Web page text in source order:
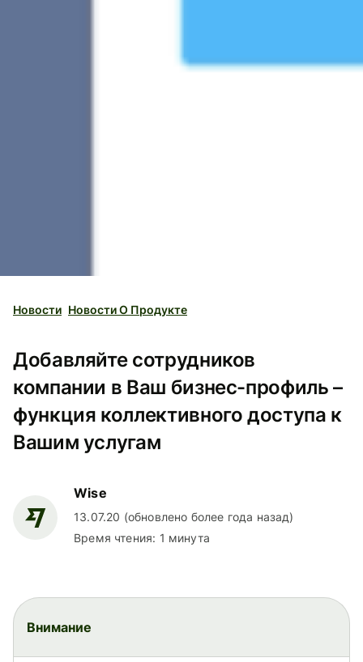
Новости Новости О Продукте
Добавляйте сотрудников
компании в Ваш бизнес-профиль –
функция коллективного доступа к
Вашим услугам
Wise
13.07.20 (обновлено более года назад)
Время чтения: 1 минута
Внимание